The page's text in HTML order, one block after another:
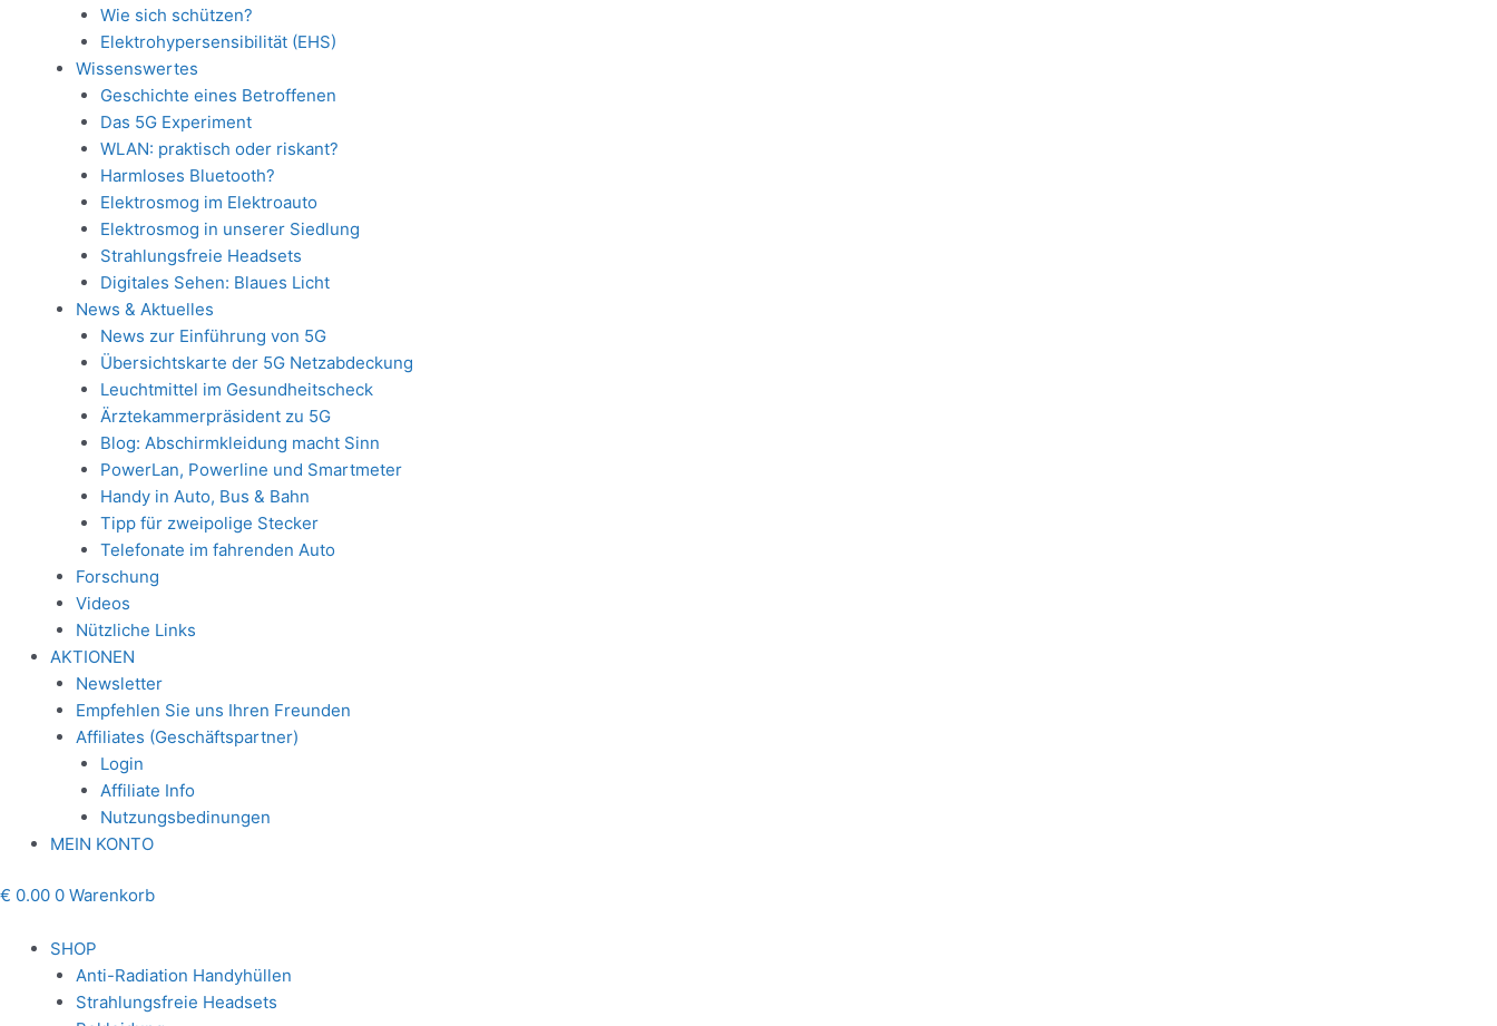
Wie sich schützen?
Elektrohypersensibilität (EHS)
Wissenswertes
Geschichte eines Betroffenen
Das 5G Experiment
WLAN: praktisch oder riskant?
Harmloses Bluetooth?
Elektrosmog im Elektroauto
Elektrosmog in unserer Siedlung
Strahlungsfreie Headsets
Digitales Sehen: Blaues Licht
News & Aktuelles
News zur Einführung von 5G
Übersichtskarte der 5G Netzabdeckung
Leuchtmittel im Gesundheitscheck
Ärztekammerpräsident zu 5G
Blog: Abschirmkleidung macht Sinn
PowerLan, Powerline und Smartmeter
Handy in Auto, Bus & Bahn
Tipp für zweipolige Stecker
Telefonate im fahrenden Auto
Forschung
Videos
Nützliche Links
AKTIONEN
Newsletter
Empfehlen Sie uns Ihren Freunden
Affiliates (Geschäftspartner)
Login
Affiliate Info
Nutzungsbedinungen
MEIN KONTO
€ 0.00 0 Warenkorb
SHOP
Anti-Radiation Handyhüllen
Strahlungsfreie Headsets